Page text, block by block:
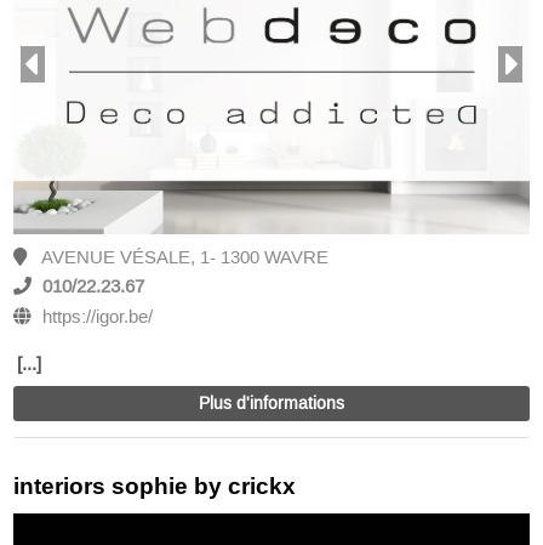
AVENUE VÉSALE, 1- 1300 WAVRE
010/22.23.67
https://igor.be/
[...]
Plus d'informations
interiors sophie by crickx